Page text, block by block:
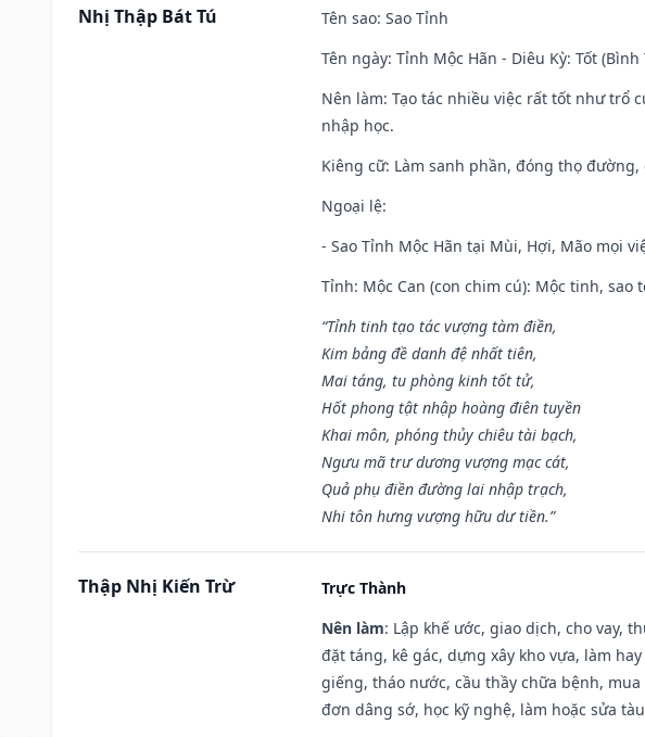
Nhị Thập Bát Tú Tên sao: Sao Tỉnh
Tên ngày: Tỉnh Mộc Hãn - Diêu Kỳ: Tốt
Nên làm: Tạo tác nhiều việc rất tốt như trổ
nhập học.
Kiêng cữ: Làm sanh phần, đóng thọ
Ngoại lệ:
- Sao Tỉnh Mộc Hãn tại Mùi, Hợi, Mão mọi
Tỉnh: Mộc Can (con chim cú): Mộc tinh,
“Tỉnh tinh tạo tác vượng tàm điền,
Kim bảng đề danh đệ nhất tiên,
Mai táng, tu phòng kinh tốt tử,
Hốt phong tật nhập hoàng điên tuyền
Khai môn, phóng thủy chiêu tài bạch,
Ngưu mã trư dương vượng mạc cát,
Quả phụ điền đường lai nhập trạch,
Nhi tôn hưng vượng hữu dư tiền.”
Thập Nhị Kiến Trừ
Trực Thành
Nên làm: Lập khế ước, giao dịch, cho vay,
đặt táng, kê gác, dựng xây kho vựa, làm
giếng, tháo nước, cầu thầy chữa bệnh,
đơn dâng sớ, học kỹ nghệ, làm hoặc sửa